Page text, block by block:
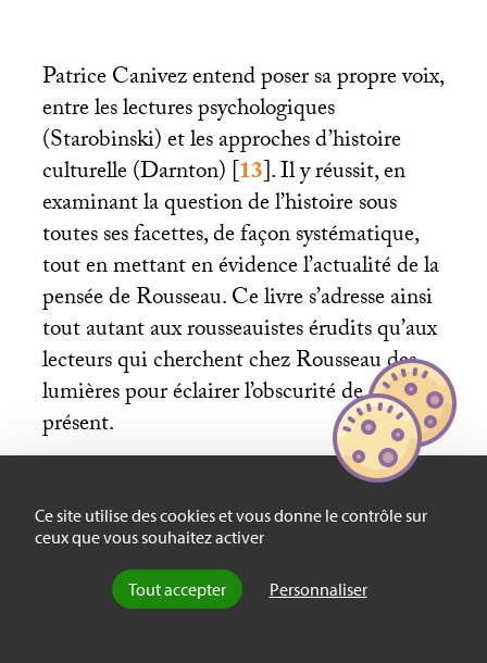
Ce site utilise des cookies et vous donne le contrôle sur
ceux que vous souhaitez activer
Tout accepter Personnaliser
Patrice Canivez entend poser sa propre voix,
entre les lectures psychologiques
(Starobinski) et les approches d’histoire
culturelle (Darnton)[13]. Il y réussit, en
examinant la question de l’histoire sous
toutes ses facettes, de façon systématique,
tout en mettant en évidence l’actualité de la
pensée de Rousseau. Ce livre s’adresse ainsi
tout autant aux rousseauistes érudits qu’aux
lecteurs qui cherchent chez Rousseau des
lumières pour éclairer l’obscurité de notre
présent.
Patrice Canivez,Jean-Jacques Rousseau. La politique
face à l’histoire, Paris, Puf, 2024, 464 p., 26 euros.